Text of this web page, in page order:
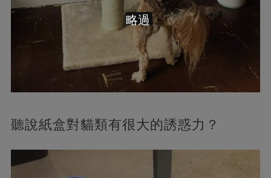
聽說紙盒對貓類有很大的誘惑力？
略過